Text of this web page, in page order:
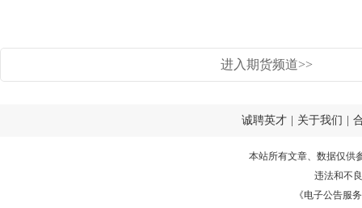
进入期货频道>>
诚聘英才 关于我们
本站所有文章、数据仅供
违法和不
《电子公告服务